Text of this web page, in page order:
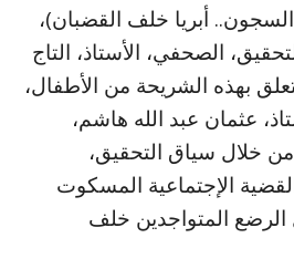
أبريا خلف القضبان)،
الصحفي، الأستاذ، التاج
بهذه الشريحة من الأطفال،
عثمان عبد الله هاشم،
خلال سياق التحقيق،
الإجتماعية المسكوت
المتواجدين خلف